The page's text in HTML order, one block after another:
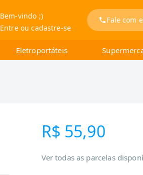
Bem-vindo ;)
Entre ou cadastre-se
Fale com
Eletroportáteis
R$ 55,90
Ver todas as parcelas